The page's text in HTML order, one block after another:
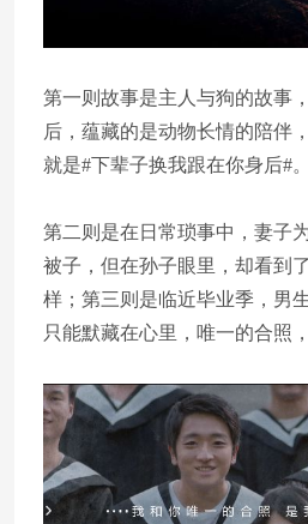
第一则故事是主人与狗的故事
后，蕴藏的是动物长情的陪伴
就是#下辈子换我跟在你身后#。
第二则是在日常琐事中，妻子
被子，但在孙子眼里，却看到
样；第三则是临近毕业季，男
只能默藏在心里，唯一的合照